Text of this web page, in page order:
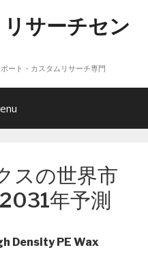
サーチセン
ート・カスタムリサーチ専門
スの世界市
年予測
Density PE Wax